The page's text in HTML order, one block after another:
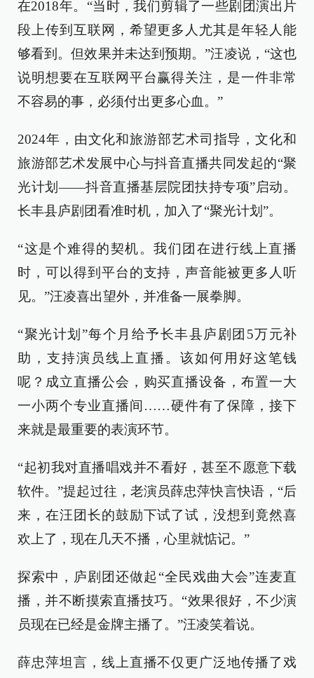
在2018年。“当时，我们剪辑了一些剧团演出片
段上传到互联网，希望更多人尤其是年轻人能
够看到。但效果并未达到预期。”汪凌说，“这也
说明想要在互联网平台赢得关注，是一件非常
不容易的事，必须付出更多心血。”
2024年，由文化和旅游部艺术司指导，文化和
旅游部艺术发展中心与抖音直播共同发起的“聚
光计划——抖音直播基层院团扶持专项”启动。
长丰县庐剧团看准时机，加入了“聚光计划”。
“这是个难得的契机。我们团在进行线上直播
时，可以得到平台的支持，声音能被更多人听
见。”汪凌喜出望外，并准备一展拳脚。
“聚光计划”每个月给予长丰县庐剧团5万元补
助，支持演员线上直播。该如何用好这笔钱
呢？成立直播公会，购买直播设备，布置一大
一小两个专业直播间……硬件有了保障，接下
来就是最重要的表演环节。
“起初我对直播唱戏并不看好，甚至不愿意下载
软件。”提起过往，老演员薛忠萍快言快语，“后
来，在汪团长的鼓励下试了试，没想到竟然喜
欢上了，现在几天不播，心里就惦记。”
探索中，庐剧团还做起“全民戏曲大会”连麦直
播，并不断摸索直播技巧。“效果很好，不少演
员现在已经是金牌主播了。”汪凌笑着说。
薛忠萍坦言，线上直播不仅更广泛地传播了戏